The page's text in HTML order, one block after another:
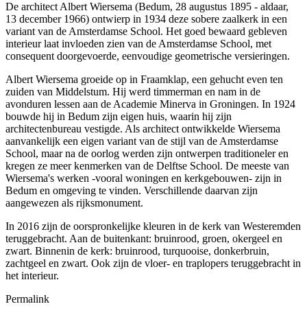
De architect Albert Wiersema (Bedum, 28 augustus 1895 - aldaar,
13 december 1966) ontwierp in 1934 deze sobere zaalkerk in een
variant van de Amsterdamse School. Het goed bewaard gebleven
interieur laat invloeden zien van de Amsterdamse School, met
consequent doorgevoerde, eenvoudige geometrische versieringen.
Albert Wiersema groeide op in Fraamklap, een gehucht even ten
zuiden van Middelstum. Hij werd timmerman en nam in de
avonduren lessen aan de Academie Minerva in Groningen. In 1924
bouwde hij in Bedum zijn eigen huis, waarin hij zijn
architectenbureau vestigde. Als architect ontwikkelde Wiersema
aanvankelijk een eigen variant van de stijl van de Amsterdamse
School, maar na de oorlog werden zijn ontwerpen traditioneler en
kregen ze meer kenmerken van de Delftse School. De meeste van
Wiersema's werken -vooral woningen en kerkgebouwen- zijn in
Bedum en omgeving te vinden. Verschillende daarvan zijn
aangewezen als rijksmonument.
In 2016 zijn de oorspronkelijke kleuren in de kerk van Westeremden
teruggebracht. Aan de buitenkant: bruinrood, groen, okergeel en
zwart. Binnenin de kerk: bruinrood, turquooise, donkerbruin,
zachtgeel en zwart. Ook zijn de vloer- en traplopers teruggebracht in
het interieur.
Permalink